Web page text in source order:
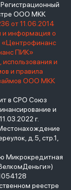
ООО МКК
от 11.06.2014
и информация о
«Центрофинанс
ПИК»
и
и правила
ООО МКК
в СРО Союз
и
г.
д.5, стр.1,
Микрокредитная
реестре